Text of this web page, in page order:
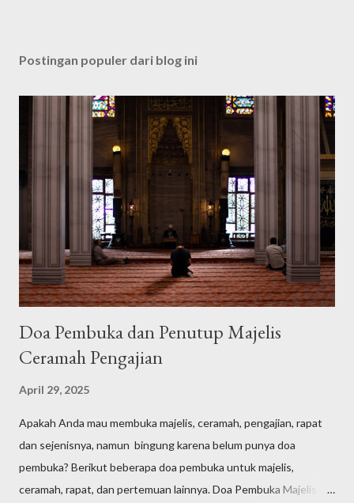
Postingan populer dari blog ini
Doa Pembuka dan Penutup Majelis
Ceramah Pengajian
April 29, 2025
Apakah Anda mau membuka majelis, ceramah, pengajian, rapat
dan sejenisnya, namun bingung karena belum punya doa
pembuka? Berikut beberapa doa pembuka untuk majelis,
ceramah, rapat, dan pertemuan lainnya. Doa Pembuka Majelis